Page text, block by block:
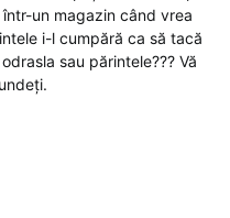
un magazin când vrea
i-l cumpără ca să tacă
sau părintele??? Vă